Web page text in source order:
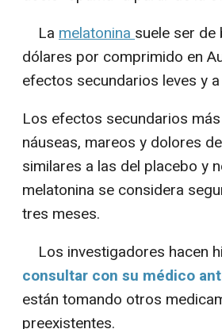
La melatoninasuele ser
dólares por comprimido en
efectos secundarios leves y
Los efectos secundarios
náuseas, mareos y dolores
similares a las del placebo y
melatonina se considera
tres meses.
Los investigadores hacen
consultar con su médico
están tomando otros
preexistentes.